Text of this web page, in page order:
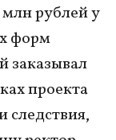
рублей у
форм
заказывал
проекта
следствия,